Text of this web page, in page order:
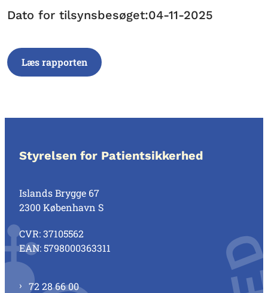
Dato for tilsynsbesøget:04-11-2025
Læs rapporten
Styrelsen for Patientsikkerhed
Islands Brygge 67
2300 København S
CVR: 37105562
EAN: 5798000363311
72 28 66 00